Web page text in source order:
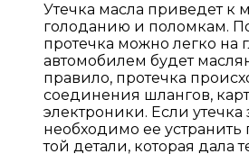
Утечка масла приведет к
голоданию и поломкам.
протечка можно легко на
автомобилем будет
правило, протечка
соединения шлангов,
электроники. Если утечка
необходимо ее устранить
той детали, которая дала